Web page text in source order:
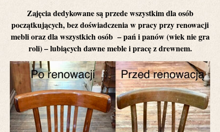
Zajęcia dedykowane są przede wszystkim dla osób
początkujących, bez doświadczenia w pracy przy renowacji
mebli oraz dla wszystkich osób – pań i panów (wiek nie gra
roli) – lubiących dawne meble i pracę z drewnem.